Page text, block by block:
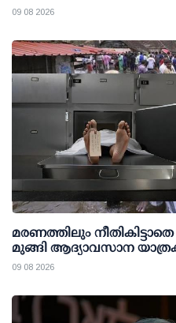
09 08 2026
മരണത്തിലും
മുങ്ങി ആദ്യാവസാന
09 08 2026